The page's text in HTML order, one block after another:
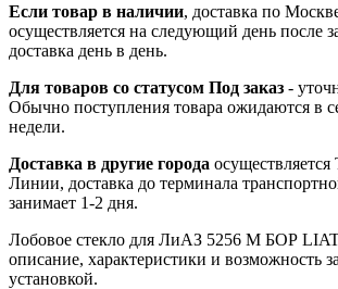
Если товар в наличии, доставка по
осуществляется на следующий день после
доставка день в день.
Для товаров со статусом Под заказ -
Обычно поступления товара ожидаются в
недели.
Доставка в другие города
Линии, доставка до терминала
занимает 1-2 дня.
Лобовое стекло для ЛиАЗ 5256 М БОР
описание, характеристики и возможность
установкой.